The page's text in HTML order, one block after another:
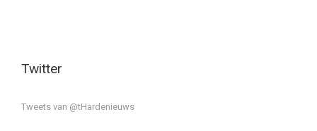
Twitter
Tweets van @tHardenieuws